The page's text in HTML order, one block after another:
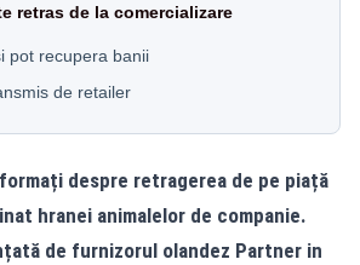
retras de la comercializare
pot recupera banii
de retailer
despre retragerea de pe piață
hranei animalelor de companie.
de furnizorul olandez Partner in